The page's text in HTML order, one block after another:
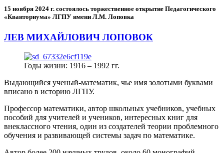
15 ноября 2024 г. состоялось торжественное открытие Педагогического
«Кванториума» ЛГПУ имени Л.М. Лоповка
ЛЕВ МИХАЙЛОВИЧ ЛОПОВОК
Годы жизни: 1916 – 1992 гг.
Выдающийся ученый-математик, чье имя золотыми буквами
вписано в историю ЛГПУ.
Профессор математики, автор школьных учебников, учебных
пособий для учителей и учеников, интересных книг для
внеклассного чтения, один из создателей теории проблемного
обучения и развивающей системы задач по математике.